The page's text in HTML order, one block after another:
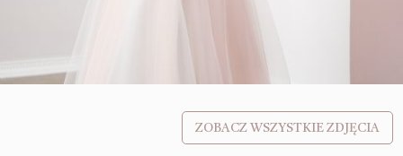
ZOBACZ WSZYSTKIE ZDJĘCIA